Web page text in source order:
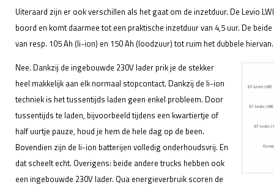
Uiteraard zijn er ook verschillen als het gaat om de inzetduur. De Levio
boord en komt daarmee tot een praktische inzetduur van 4,5 uur. De
van resp. 105 Ah (li-ion) en 150 Ah (loodzuur) tot ruim het dubbele
Nee. Dankzij de ingebouwde 230V lader prik je de stekker
heel makkelijk aan elk normaal stopcontact. Dankzij de li-ion
techniek is het tussentijds laden geen enkel probleem. Door
tussentijds te laden, bijvoorbeeld tijdens een kwartiertje of
half uurtje pauze, houd je hem de hele dag op de been.
Bovendien zijn de li-ion batterijen volledig onderhoudsvrij. En
dat scheelt echt. Overigens: beide andere trucks hebben ook
een ingebouwde 230V lader. Qua energieverbruik scoren de